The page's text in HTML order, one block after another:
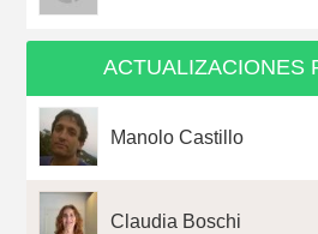
ACTUALIZACIONES
Manolo Castillo
Claudia Boschi